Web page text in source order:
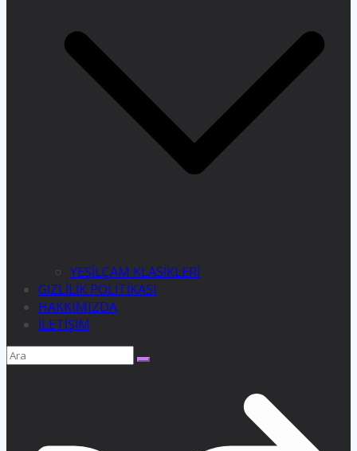
YEŞİLÇAM KLASİKLERİ
GİZLİLİK POLİTİKASI
HAKKIMIZDA
İLETİŞİM